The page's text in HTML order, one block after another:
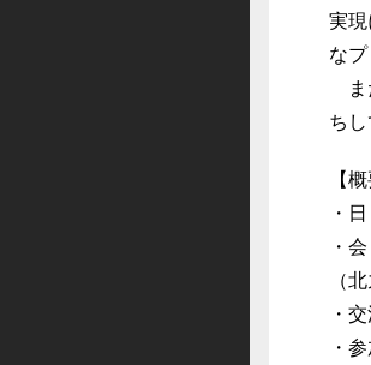
実
な
ま
ちし
【概
・
・
（
・
・